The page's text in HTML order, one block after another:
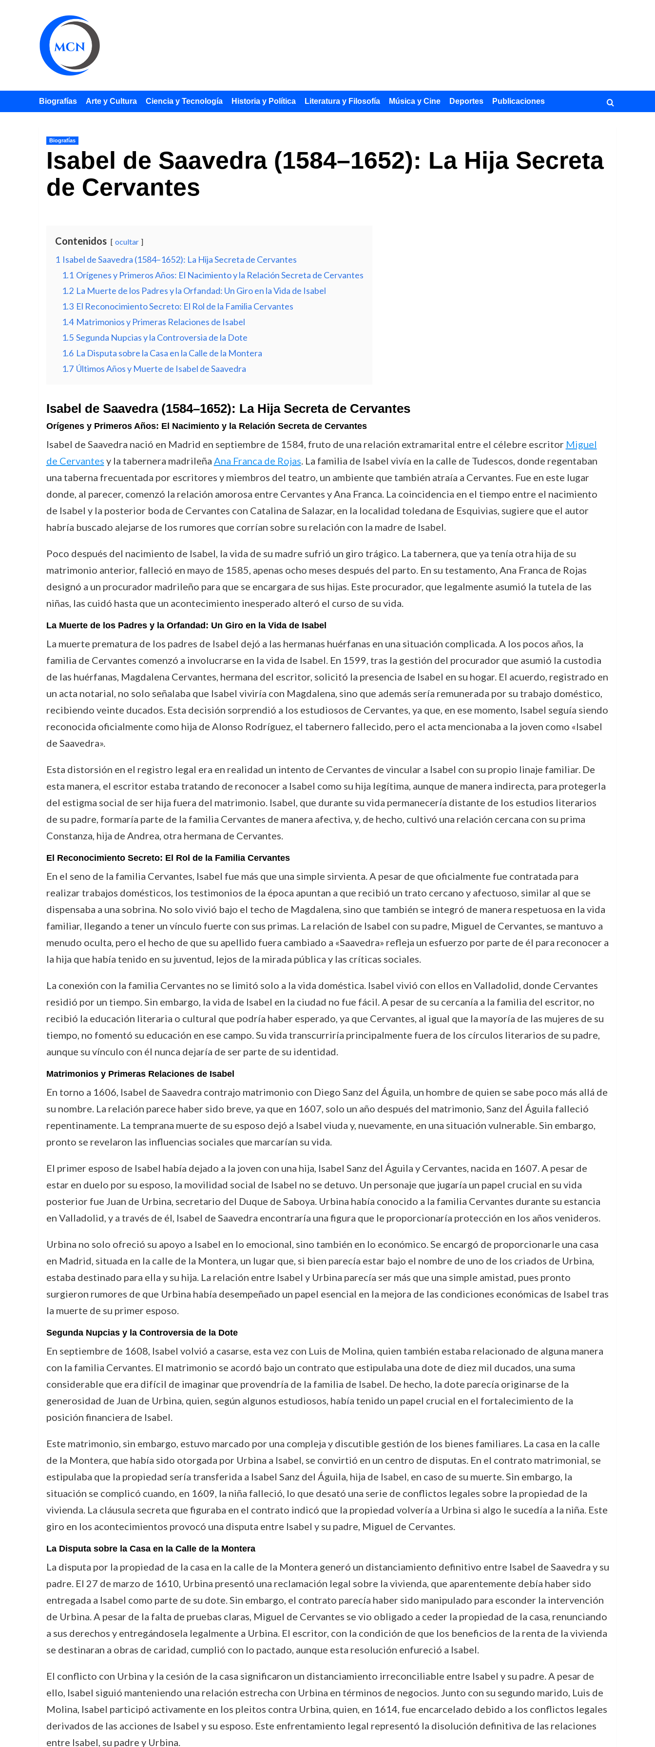
Biografías Arte y Cultura Ciencia y Tecnología Historia y Política Literatura y Filosofía Música y Cine Deportes Publicaciones
Biografías
Isabel de Saavedra (1584–1652): La Hija Secreta
de Cervantes
Contenidos ocultar
1 Isabel de Saavedra (1584–1652): La Hija Secreta de Cervantes
1.1 Orígenes y Primeros Años: El Nacimiento y la Relación Secreta de Cervantes
1.2 La Muerte de los Padres y la Orfandad: Un Giro en la Vida de Isabel
1.3 El Reconocimiento Secreto: El Rol de la Familia Cervantes
1.4 Matrimonios y Primeras Relaciones de Isabel
1.5 Segunda Nupcias y la Controversia de la Dote
1.6 La Disputa sobre la Casa en la Calle de la Montera
1.7 Últimos Años y Muerte de Isabel de Saavedra
Isabel de Saavedra (1584–1652): La Hija Secreta de Cervantes
Orígenes y Primeros Años: El Nacimiento y la Relación Secreta de Cervantes
Isabel de Saavedra nació en Madrid en septiembre de 1584, fruto de una relación extramarital entre el célebre escritor Miguel
de Cervantes y la tabernera madrileña Ana Franca de Rojas. La familia de Isabel vivía en la calle de Tudescos, donde regentaban
una taberna frecuentada por escritores y miembros del teatro, un ambiente que también atraía a Cervantes. Fue en este lugar
donde, al parecer, comenzó la relación amorosa entre Cervantes y Ana Franca. La coincidencia en el tiempo entre el nacimiento
de Isabel y la posterior boda de Cervantes con Catalina de Salazar, en la localidad toledana de Esquivias, sugiere que el autor
habría buscado alejarse de los rumores que corrían sobre su relación con la madre de Isabel.
Poco después del nacimiento de Isabel, la vida de su madre sufrió un giro trágico. La tabernera, que ya tenía otra hija de su
matrimonio anterior, falleció en mayo de 1585, apenas ocho meses después del parto. En su testamento, Ana Franca de Rojas
designó a un procurador madrileño para que se encargara de sus hijas. Este procurador, que legalmente asumió la tutela de las
niñas, las cuidó hasta que un acontecimiento inesperado alteró el curso de su vida.
La Muerte de los Padres y la Orfandad: Un Giro en la Vida de Isabel
La muerte prematura de los padres de Isabel dejó a las hermanas huérfanas en una situación complicada. A los pocos años, la
familia de Cervantes comenzó a involucrarse en la vida de Isabel. En 1599, tras la gestión del procurador que asumió la custodia
de las huérfanas, Magdalena Cervantes, hermana del escritor, solicitó la presencia de Isabel en su hogar. El acuerdo, registrado en
un acta notarial, no solo señalaba que Isabel viviría con Magdalena, sino que además sería remunerada por su trabajo doméstico,
recibiendo veinte ducados. Esta decisión sorprendió a los estudiosos de Cervantes, ya que, en ese momento, Isabel seguía siendo
reconocida oficialmente como hija de Alonso Rodríguez, el tabernero fallecido, pero el acta mencionaba a la joven como «Isabel
de Saavedra».
Esta distorsión en el registro legal era en realidad un intento de Cervantes de vincular a Isabel con su propio linaje familiar. De
esta manera, el escritor estaba tratando de reconocer a Isabel como su hija legítima, aunque de manera indirecta, para protegerla
del estigma social de ser hija fuera del matrimonio. Isabel, que durante su vida permanecería distante de los estudios literarios
de su padre, formaría parte de la familia Cervantes de manera afectiva, y, de hecho, cultivó una relación cercana con su prima
Constanza, hija de Andrea, otra hermana de Cervantes.
El Reconocimiento Secreto: El Rol de la Familia Cervantes
En el seno de la familia Cervantes, Isabel fue más que una simple sirvienta. A pesar de que oficialmente fue contratada para
realizar trabajos domésticos, los testimonios de la época apuntan a que recibió un trato cercano y afectuoso, similar al que se
dispensaba a una sobrina. No solo vivió bajo el techo de Magdalena, sino que también se integró de manera respetuosa en la vida
familiar, llegando a tener un vínculo fuerte con sus primas. La relación de Isabel con su padre, Miguel de Cervantes, se mantuvo a
menudo oculta, pero el hecho de que su apellido fuera cambiado a «Saavedra» refleja un esfuerzo por parte de él para reconocer a
la hija que había tenido en su juventud, lejos de la mirada pública y las críticas sociales.
La conexión con la familia Cervantes no se limitó solo a la vida doméstica. Isabel vivió con ellos en Valladolid, donde Cervantes
residió por un tiempo. Sin embargo, la vida de Isabel en la ciudad no fue fácil. A pesar de su cercanía a la familia del escritor, no
recibió la educación literaria o cultural que podría haber esperado, ya que Cervantes, al igual que la mayoría de las mujeres de su
tiempo, no fomentó su educación en ese campo. Su vida transcurriría principalmente fuera de los círculos literarios de su padre,
aunque su vínculo con él nunca dejaría de ser parte de su identidad.
Matrimonios y Primeras Relaciones de Isabel
En torno a 1606, Isabel de Saavedra contrajo matrimonio con Diego Sanz del Águila, un hombre de quien se sabe poco más allá de
su nombre. La relación parece haber sido breve, ya que en 1607, solo un año después del matrimonio, Sanz del Águila falleció
repentinamente. La temprana muerte de su esposo dejó a Isabel viuda y, nuevamente, en una situación vulnerable. Sin embargo,
pronto se revelaron las influencias sociales que marcarían su vida.
El primer esposo de Isabel había dejado a la joven con una hija, Isabel Sanz del Águila y Cervantes, nacida en 1607. A pesar de
estar en duelo por su esposo, la movilidad social de Isabel no se detuvo. Un personaje que jugaría un papel crucial en su vida
posterior fue Juan de Urbina, secretario del Duque de Saboya. Urbina había conocido a la familia Cervantes durante su estancia
en Valladolid, y a través de él, Isabel de Saavedra encontraría una figura que le proporcionaría protección en los años venideros.
Urbina no solo ofreció su apoyo a Isabel en lo emocional, sino también en lo económico. Se encargó de proporcionarle una casa
en Madrid, situada en la calle de la Montera, un lugar que, si bien parecía estar bajo el nombre de uno de los criados de Urbina,
estaba destinado para ella y su hija. La relación entre Isabel y Urbina parecía ser más que una simple amistad, pues pronto
surgieron rumores de que Urbina había desempeñado un papel esencial en la mejora de las condiciones económicas de Isabel tras
la muerte de su primer esposo.
Segunda Nupcias y la Controversia de la Dote
En septiembre de 1608, Isabel volvió a casarse, esta vez con Luis de Molina, quien también estaba relacionado de alguna manera
con la familia Cervantes. El matrimonio se acordó bajo un contrato que estipulaba una dote de diez mil ducados, una suma
considerable que era difícil de imaginar que provendría de la familia de Isabel. De hecho, la dote parecía originarse de la
generosidad de Juan de Urbina, quien, según algunos estudiosos, había tenido un papel crucial en el fortalecimiento de la
posición financiera de Isabel.
Este matrimonio, sin embargo, estuvo marcado por una compleja y discutible gestión de los bienes familiares. La casa en la calle
de la Montera, que había sido otorgada por Urbina a Isabel, se convirtió en un centro de disputas. En el contrato matrimonial, se
estipulaba que la propiedad sería transferida a Isabel Sanz del Águila, hija de Isabel, en caso de su muerte. Sin embargo, la
situación se complicó cuando, en 1609, la niña falleció, lo que desató una serie de conflictos legales sobre la propiedad de la
vivienda. La cláusula secreta que figuraba en el contrato indicó que la propiedad volvería a Urbina si algo le sucedía a la niña. Este
giro en los acontecimientos provocó una disputa entre Isabel y su padre, Miguel de Cervantes.
La Disputa sobre la Casa en la Calle de la Montera
La disputa por la propiedad de la casa en la calle de la Montera generó un distanciamiento definitivo entre Isabel de Saavedra y su
padre. El 27 de marzo de 1610, Urbina presentó una reclamación legal sobre la vivienda, que aparentemente debía haber sido
entregada a Isabel como parte de su dote. Sin embargo, el contrato parecía haber sido manipulado para esconder la intervención
de Urbina. A pesar de la falta de pruebas claras, Miguel de Cervantes se vio obligado a ceder la propiedad de la casa, renunciando
a sus derechos y entregándosela legalmente a Urbina. El escritor, con la condición de que los beneficios de la renta de la vivienda
se destinaran a obras de caridad, cumplió con lo pactado, aunque esta resolución enfureció a Isabel.
El conflicto con Urbina y la cesión de la casa significaron un distanciamiento irreconciliable entre Isabel y su padre. A pesar de
ello, Isabel siguió manteniendo una relación estrecha con Urbina en términos de negocios. Junto con su segundo marido, Luis de
Molina, Isabel participó activamente en los pleitos contra Urbina, quien, en 1614, fue encarcelado debido a los conflictos legales
derivados de las acciones de Isabel y su esposo. Este enfrentamiento legal representó la disolución definitiva de las relaciones
entre Isabel, su padre y Urbina.